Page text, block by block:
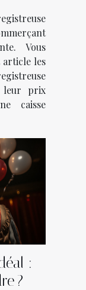
Vous
article les
leur prix
caisse
:
?